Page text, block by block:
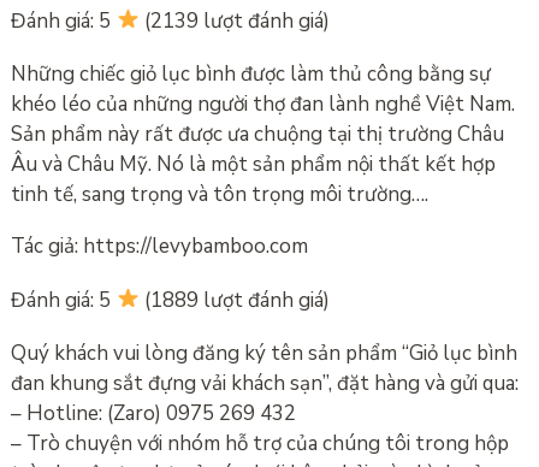
Đánh giá: 5
(2139 lượt đánh giá)
Những chiếc giỏ lục bình được làm thủ công bằng sự
khéo léo của những người thợ đan lành nghề Việt Nam.
Sản phẩm này rất được ưa chuộng tại thị trường Châu
Âu và Châu Mỹ. Nó là một sản phẩm nội thất kết hợp
tinh tế, sang trọng và tôn trọng môi trường….
Tác giả: https://levybamboo.com
Đánh giá: 5
(1889 lượt đánh giá)
Quý khách vui lòng đăng ký tên sản phẩm “Giỏ lục bình
đan khung sắt đựng vải khách sạn”, đặt hàng và gửi qua:
– Hotline: (Zaro) 0975 269 432
– Trò chuyện với nhóm hỗ trợ của chúng tôi trong hộp